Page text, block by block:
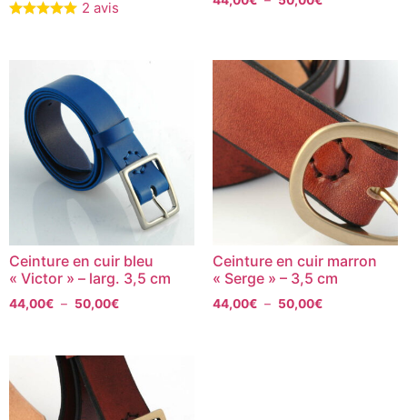
2 avis
Ceinture en cuir bleu
« Victor » – larg. 3,5 cm
44,00€ – 50,00€
Ceinture en cuir marron
« Serge » – 3,5 cm
44,00€ – 50,00€